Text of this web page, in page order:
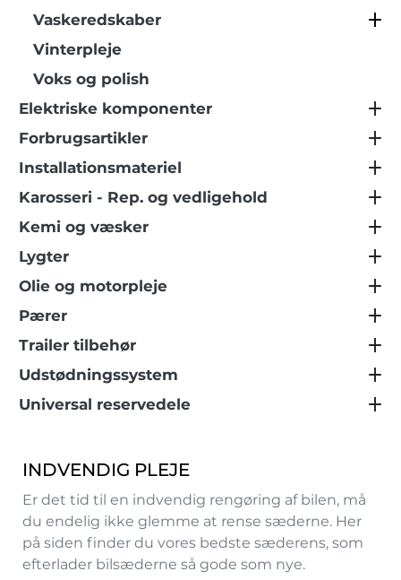
Vaskeredskaber
Vinterpleje
Voks og polish
Elektriske komponenter
Forbrugsartikler
Installationsmateriel
Karosseri - Rep. og vedligehold
Kemi og væsker
Lygter
Olie og motorpleje
Pærer
Trailer tilbehør
Udstødningssystem
Universal reservedele
INDVENDIG PLEJE
Er det tid til en indvendig rengøring af bilen, må
du endelig ikke glemme at rense sæderne. Her
på siden finder du vores bedste sæderens, som
efterlader bilsæderne så gode som nye.